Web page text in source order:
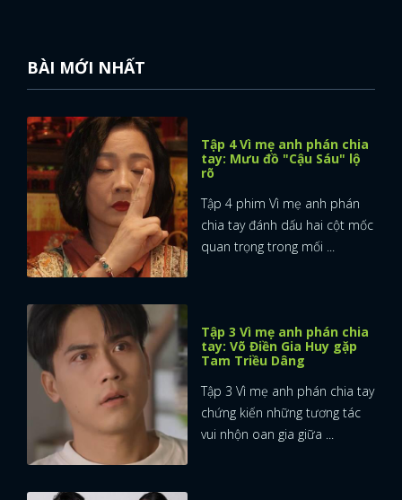
BÀI MỚI NHẤT
Tập 4 Vì mẹ anh phán chia
tay: Mưu đồ "Cậu Sáu" lộ
rõ
Tập 4 phim Vì mẹ anh phán
chia tay đánh dấu hai cột mốc
quan trọng trong mối ...
Tập 3 Vì mẹ anh phán chia
tay: Võ Điền Gia Huy gặp
Tam Triều Dâng
Tập 3 Vì mẹ anh phán chia tay
chứng kiến những tương tác
vui nhộn oan gia giữa ...